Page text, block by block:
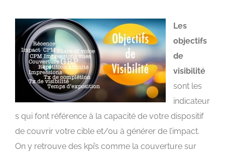
Les
objectifs
de
visibilité
sont les
indicateur
s qui font référence à la capacité de votre dispositif
de couvrir votre cible et/ou à générer de l’impact.
On y retrouve des kpi’s comme la couverture sur